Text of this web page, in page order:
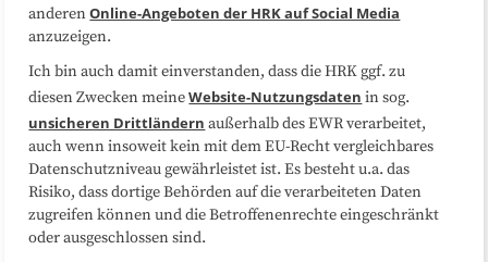
Sitemap
Folgen Sie uns
anderenOnline-Angeboten der HRK auf Social Media
anzuzeigen.
Ich bin auch damit einverstanden, dass die HRK ggf. zu
diesen Zwecken meineWebsite-Nutzungsdaten in sog.
unsicheren Drittländern außerhalb des EWR verarbeitet,
auch wenn insoweit kein mit dem EU-Recht vergleichbares
Datenschutzniveau gewährleistet ist. Es besteht u.a. das
Risiko, dass dortige Behörden auf die verarbeiteten Daten
zugreifen können und die Betroffenenrechte eingeschränkt
oder ausgeschlossen sind.